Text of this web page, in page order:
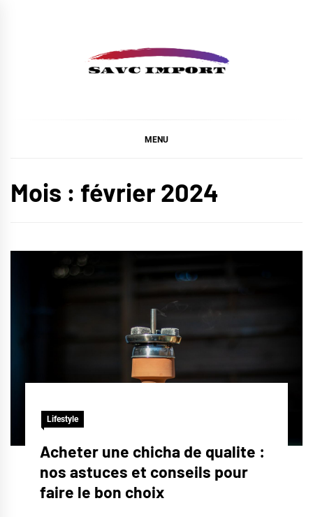
MENU
Mois : février 2024
Lifestyle
Acheter une chicha de qualite :
nos astuces et conseils pour
faire le bon choix